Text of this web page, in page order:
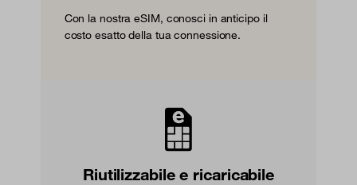
Con la nostra eSIM, conosci in anticipo il
costo esatto della tua connessione.
Riutilizzabile e ricaricabile